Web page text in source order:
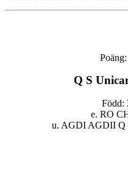
Q S
Född:
e. RO
u. AGDI AGDII Q